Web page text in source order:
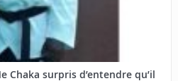
Chaka surpris d’entendre qu’il